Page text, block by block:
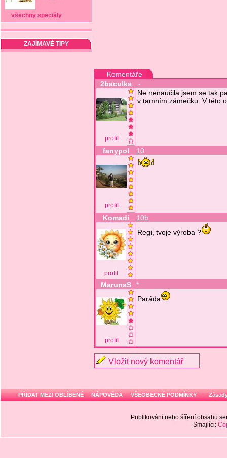
všechny speciály
ZAJÍMAVÉ TIPY
Komentáře
2baculka
.-
profil
Ne nenaučila jsem se tak
v tamním zámečku. V této
fanypol 10
profil
Komadi 10b
profil
Regi, tvoje výroba ?
MarunaS *
profil
Paráda
Vložit nový komentář
PŘIDAT MEZI OBLÍBENÉ NÁPOVĚDA VŠEOBECNÉ PODMÍNKY
Publikování nebo šíření obsahu
Smajlíci: